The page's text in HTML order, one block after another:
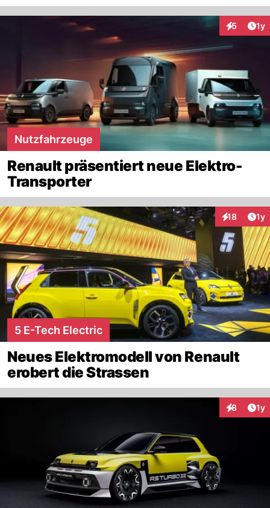
5 1y
Nutzfahrzeuge
Renault präsentiert neue Elektro-
Transporter
18 1y
5 E-Tech Electric
Neues Elektromodell von Renault
erobert die Strassen
8 1y